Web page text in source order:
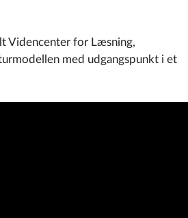
Videncenter for Læsning,
med udgangspunkt i et